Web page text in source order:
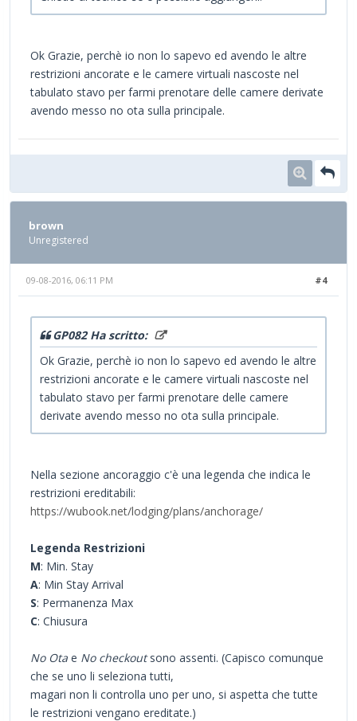
Ok Grazie, perchè io non lo sapevo ed avendo le altre
restrizioni ancorate e le camere virtuali nascoste nel
tabulato stavo per farmi prenotare delle camere derivate
avendo messo no ota sulla principale.
brown
Unregistered
#4
09-08-2016, 06:11 PM
GP082 Ha scritto:
Ok Grazie, perchè io non lo sapevo ed avendo le altre
restrizioni ancorate e le camere virtuali nascoste nel
tabulato stavo per farmi prenotare delle camere
derivate avendo messo no ota sulla principale.
Nella sezione ancoraggio c'è una legenda che indica le
restrizioni ereditabili:
https://wubook.net/lodging/plans/anchorage/
Legenda Restrizioni
M: Min. Stay
A: Min Stay Arrival
S: Permanenza Max
C: Chiusura
No Ota e No checkoutsono assenti. (Capisco comunque
che se uno li seleziona tutti,
magari non li controlla uno per uno, si aspetta che tutte
le restrizioni vengano ereditate.)